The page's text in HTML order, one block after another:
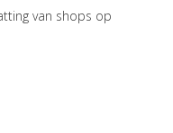
van shops op